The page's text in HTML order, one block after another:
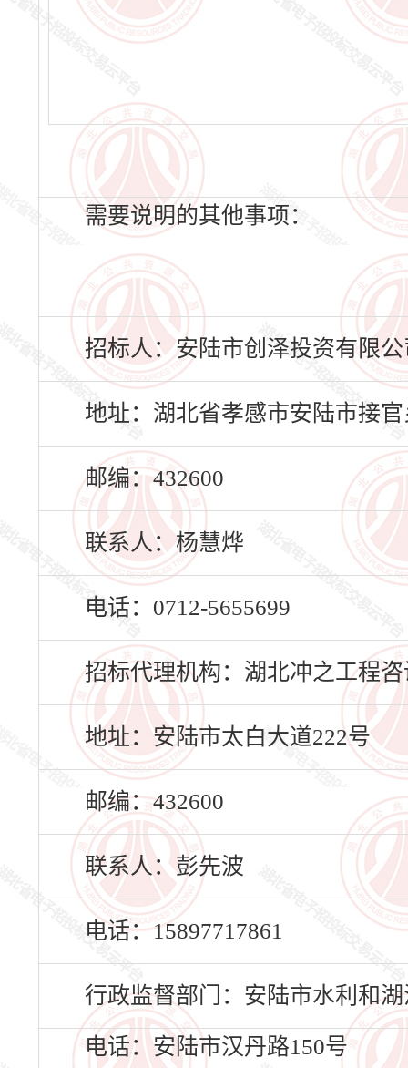
需要说明的其他事项：
招标人：安陆市创泽投资有限公
地址：湖北省孝感市安陆市接
邮编：432600
联系人：杨慧烨
电话：0712-5655699
招标代理机构：湖北冲之工程
地址：安陆市太白大道222号
邮编：432600
联系人：彭先波
电话：15897717861
行政监督部门：安陆市水利和
电话：安陆市汉丹路150号